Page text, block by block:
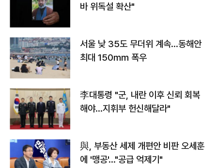
바 위독설 확산"
서울 낮 35도 무더위 계속…동해안
최대 150㎜ 폭우
李대통령 "군, 내란 이후 신뢰 회복
해야…지휘부 헌신해달라"
與, 부동산 세제 개편안 비판 오세훈
에 '맹공'…"공급 억제기"